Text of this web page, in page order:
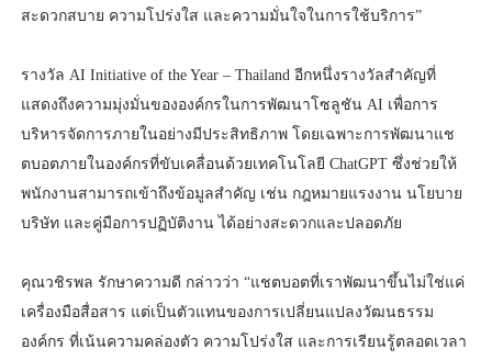
สะดวกสบาย ความโปร่งใส และความมั่นใจในการใช้บริการ”
รางวัล AI Initiative of the Year – Thailand อีกหนึ่งรางวัลสำคัญที่
แสดงถึงความมุ่งมั่นขององค์กรในการพัฒนาโซลูชัน AI เพื่อการ
บริหารจัดการภายในอย่างมีประสิทธิภาพ โดยเฉพาะการพัฒนาแช
ตบอตภายในองค์กรที่ขับเคลื่อนด้วยเทคโนโลยี ChatGPT ซึ่งช่วยให้
พนักงานสามารถเข้าถึงข้อมูลสำคัญ เช่น กฎหมายแรงงาน นโยบาย
บริษัท และคู่มือการปฏิบัติงาน ได้อย่างสะดวกและปลอดภัย
คุณวชิรพล รักษาความดี กล่าวว่า “แชตบอตที่เราพัฒนาขึ้นไม่ใช่แค่
เครื่องมือสื่อสาร แต่เป็นตัวแทนของการเปลี่ยนแปลงวัฒนธรรม
องค์กร ที่เน้นความคล่องตัว ความโปร่งใส และการเรียนรู้ตลอดเวลา